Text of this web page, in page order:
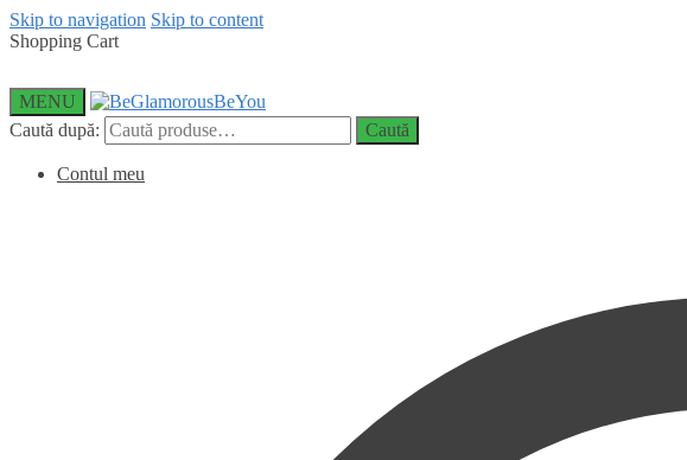
Skip to navigation Skip to content
Shopping Cart
MENU
Caută după:
Caută
Contul meu